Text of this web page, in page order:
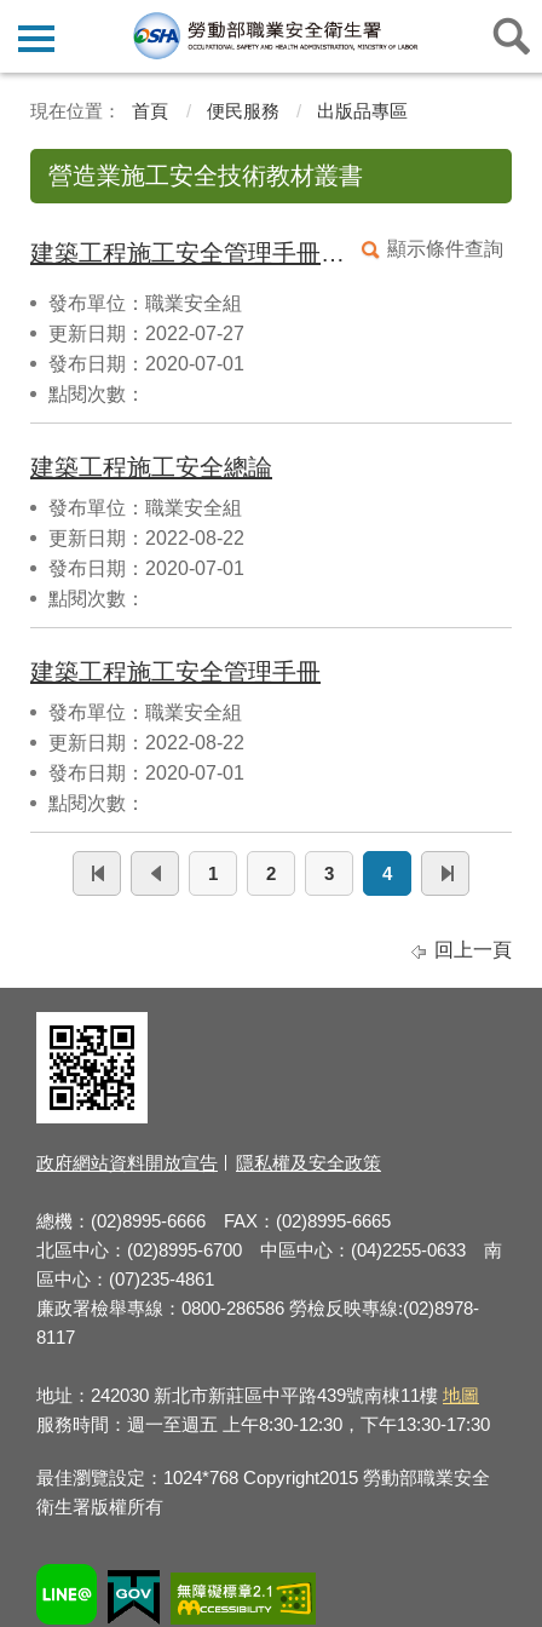
首頁 便民服務 出版品專區
營造業施工安全技術教材叢書
顯示條件查詢
建築工程施工安全管理手冊【第一冊‧連續壁工程】
發布單位：職業安全組
更新日期：2022-07-27
發布日期：2020-07-01
點閱次數：
建築工程施工安全總論
發布單位：職業安全組
更新日期：2022-08-22
發布日期：2020-07-01
點閱次數：
建築工程施工安全管理手冊
發布單位：職業安全組
更新日期：2022-08-22
發布日期：2020-07-01
點閱次數：
1 2 3 4
回上一頁
政府網站資料開放宣告 隱私權及安全政策
總機：(02)8995-6666 FAX：(02)8995-6665
北區中心：(02)8995-6700 中區中心：(04)2255-0633 南
區中心：(07)235-4861
廉政署檢舉專線：0800-286586 勞檢反映專線:(02)8978-
8117
地址：242030 新北市新莊區中平路439號南棟11樓 地圖
服務時間：週一至週五 上午8:30-12:30，下午13:30-17:30
最佳瀏覽設定：1024*768 Copyright2015 勞動部職業安全
衛生署版權所有